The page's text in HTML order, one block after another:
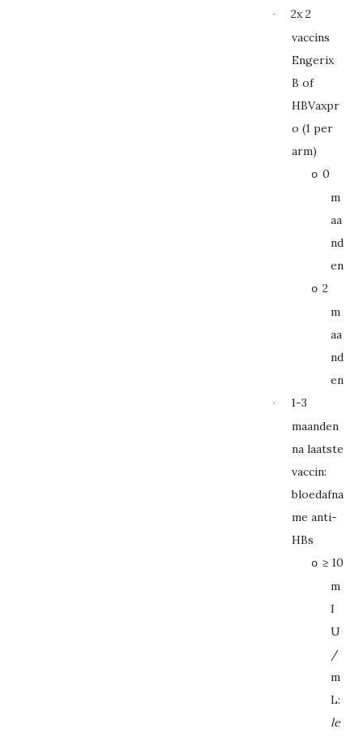
·
2x 2
vaccins
Engerix
B of
HBVaxpr
o (1 per
arm)
o 0
m
aa
nd
en
o 2
m
aa
nd
en
·
1-3
maanden
na laatste
vaccin:
bloedafna
me anti-
HBs
o ≥ 10
m
I
U
/
m
L:
le